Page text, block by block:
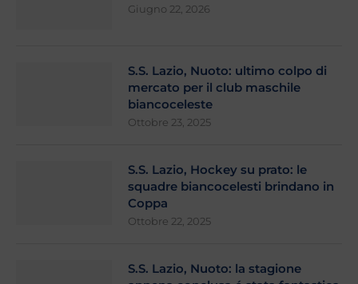
Giugno 22, 2026
S.S. Lazio, Nuoto: ultimo colpo di
mercato per il club maschile
biancoceleste
Ottobre 23, 2025
S.S. Lazio, Hockey su prato: le
squadre biancocelesti brindano in
Coppa
Ottobre 22, 2025
S.S. Lazio, Nuoto: la stagione